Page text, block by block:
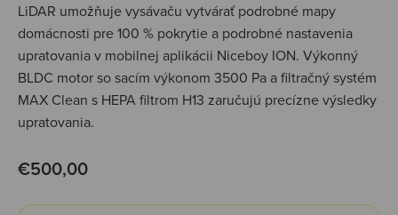
LiDAR umožňuje vysávaču vytvárať podrobné mapy
domácnosti pre 100 % pokrytie a podrobné nastavenia
upratovania v mobilnej aplikácii Niceboy ION. Výkonný
BLDC motor so sacím výkonom 3500 Pa a filtračný systém
MAX Clean s HEPA filtrom H13 zaručujú precízne výsledky
upratovania.
Predajná cena
€500,00